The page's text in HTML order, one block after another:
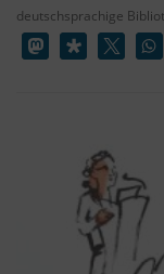
deutschsprachige